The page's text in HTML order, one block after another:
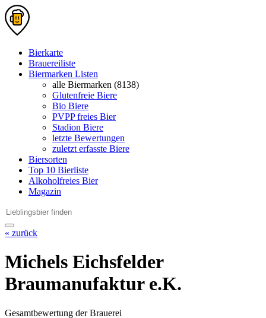
Bierkarte
Brauereiliste
Biermarken Listen
alle Biermarken (8138)
Glutenfreie Biere
Bio Biere
PVPP freies Bier
Stadion Biere
letzte Bewertungen
zuletzt erfasste Biere
Biersorten
Top 10 Bierliste
Alkoholfreies Bier
Magazin
« zurück
Michels Eichsfelder
Braumanufaktur e.K.
Gesamtbewertung der Brauerei